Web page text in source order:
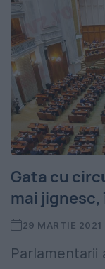
Gata cu
mai
29 MARTIE 2021